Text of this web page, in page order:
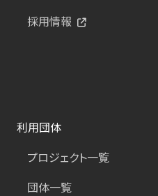
採用情報
利用団体
プロジェクト一覧
団体一覧